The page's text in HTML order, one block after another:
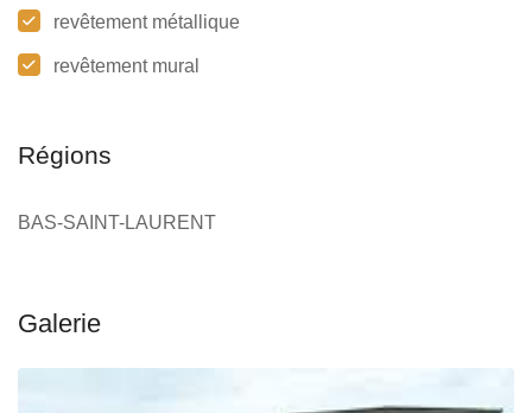
revêtement métallique
revêtement mural
Régions
BAS-SAINT-LAURENT